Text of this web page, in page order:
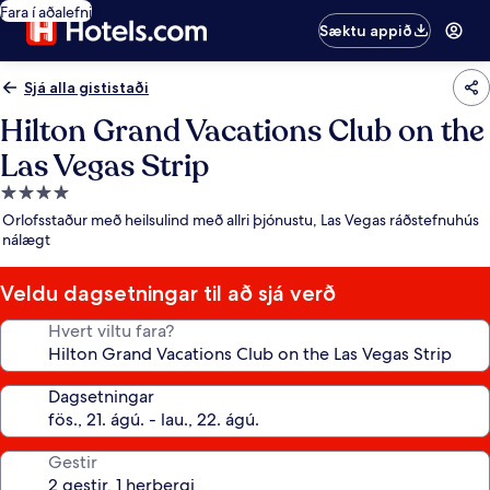
Fara í aðalefni
Sæktu appið
Sjá alla gististaði
Hilton Grand Vacations Club on the
Las Vegas Strip
4.0
stjörnu
gististaður
Orlofsstaður með heilsulind með allri þjónustu, Las Vegas ráðstefnuhús
nálægt
Veldu dagsetningar til að sjá verð
Hvert viltu fara?
Dagsetningar
Gestir